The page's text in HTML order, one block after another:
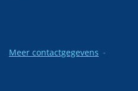
Meer contactgegevens